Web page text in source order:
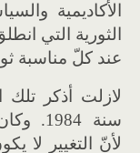
الأكاديمية
الثورية التي
عند كلّ مناسبة
لازلت أذكر تلك
سنة
لأنّ التغيير لا